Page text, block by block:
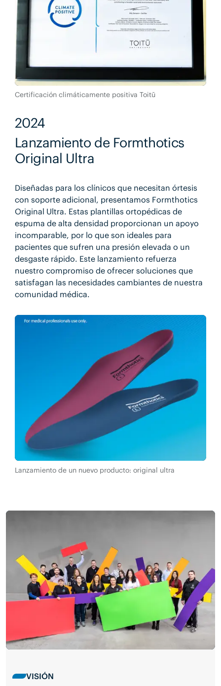
Certificación climáticamente positiva Toitū
2024
Lanzamiento de Formthotics
Original Ultra
Diseñadas para los clínicos que necesitan órtesis
con soporte adicional, presentamos Formthotics
Original Ultra. Estas plantillas ortopédicas de
espuma de alta densidad proporcionan un apoyo
incomparable, por lo que son ideales para
pacientes que sufren una presión elevada o un
desgaste rápido. Este lanzamiento refuerza
nuestro compromiso de ofrecer soluciones que
satisfagan las necesidades cambiantes de nuestra
comunidad médica.
Lanzamiento de un nuevo producto: original ultra
VISIÓN